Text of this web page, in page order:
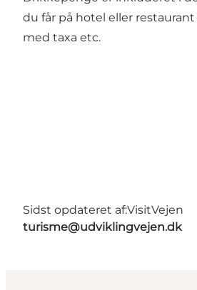
du får på hotel eller
med taxa etc.
Sidst opdateret af:VisitVejen
turisme@udviklingvejen.dk